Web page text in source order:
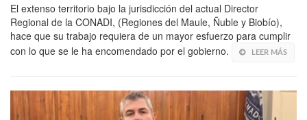
El extenso territorio bajo la jurisdicción del actual Director
Regional de la CONADI, (Regiones del Maule, Ñuble y Biobío),
hace que su trabajo requiera de un mayor esfuerzo para cumplir
con lo que se le ha encomendado por el gobierno.
LEER MÁS